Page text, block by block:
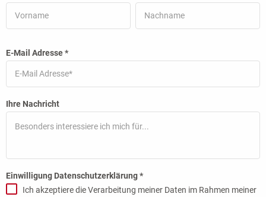
E-Mail Adresse*
Ihre Nachricht
Einwilligung Datenschutzerklärung*
Ich akzeptiere die Verarbeitung meiner Daten im Rahmen meiner